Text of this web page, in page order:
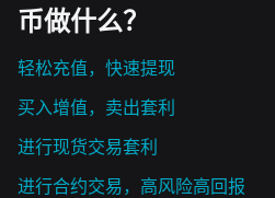
币做什么？
轻松充值，快速提现
买入增值，卖出套利
进行现货交易套利
进行合约交易，高风险高回报